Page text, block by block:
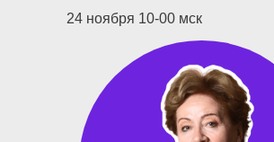
24 ноября 10-00 мск